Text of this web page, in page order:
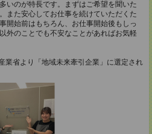
いのが特長です。まずはご希望を聞いた
また安心してお仕事を続けていただくた
開始前はもちろん、お仕事開始後もしっ
外のことでも不安なことがあればお気軽
業省より「地域未来牽引企業」に選定され